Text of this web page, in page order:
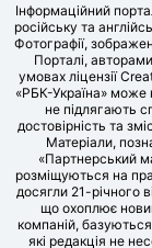
Інформаційний
російську та
Фотографії,
Порталі,
умовах ліцензії
«РБК-Україна» може
не підлягають
достовірність та
Матеріали,
«Партнерський
розміщуються на
досягли 21-річного
що охоплює
компаній, базуються
які редакція не